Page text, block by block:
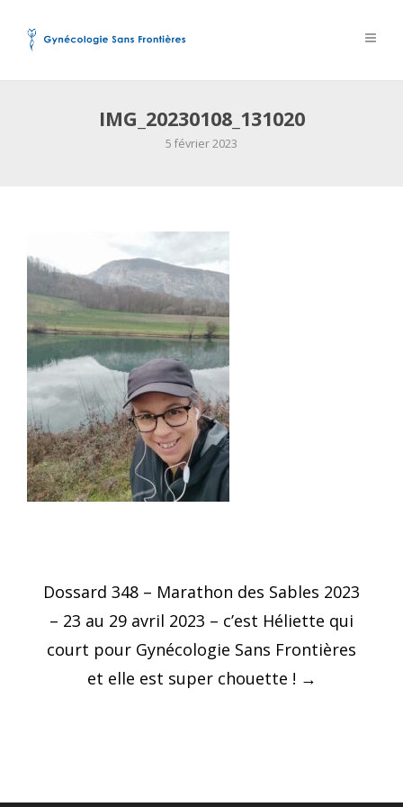
IMG_20230108_131020
5 février 2023
Post
navigation
Dossard 348 – Marathon des Sables 2023
– 23 au 29 avril 2023 – c’est Héliette qui
court pour Gynécologie Sans Frontières
et elle est super chouette ! →